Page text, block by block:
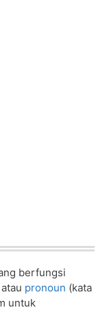
berfungsi
pronoun (kata
untuk